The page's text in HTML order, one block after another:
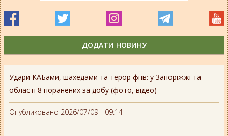
Удари КАБами, шахедами та терор фпв: у Запоріжжі та
області 8 поранених за добу (фото, відео)
Опубликовано 2026/07/09 - 09:14
ДОДАТИ НОВИНУ